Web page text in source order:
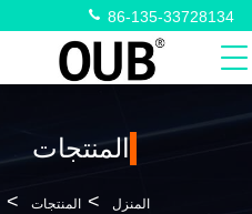
86-135-33728134
المنتجات
المنزل > المنتجات >